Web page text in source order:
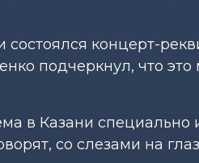
концерт-
подчеркнул, что
в Казани специально
со слезами на